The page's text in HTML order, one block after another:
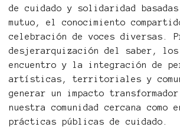
de cuidado y solidaridad
mutuo, el conocimiento
celebración de voces diversas.
desjerarquización del saber, los
encuentro y la integración de
artísticas, territoriales y
generar un impacto
nuestra comunidad cercana como
prácticas públicas de cuidado.